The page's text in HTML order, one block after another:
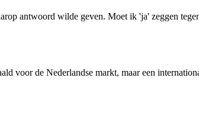
antwoord wilde geven. Moet ik 'ja' zeggen
voor de Nederlandse markt, maar een